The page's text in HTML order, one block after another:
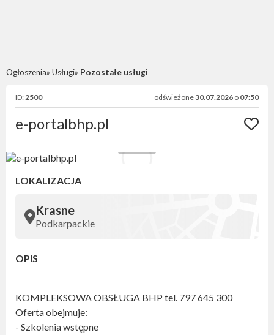
Ogłoszenia Usługi Pozostałe usługi
ID:2500 odświeżone30.07.2026 o 07:50
e-portalbhp.pl
LOKALIZACJA
Krasne
Podkarpackie
OPIS
KOMPLEKSOWA OBSŁUGA BHP tel. 797 645 300
Oferta obejmuje:
- Szkolenia wstępne